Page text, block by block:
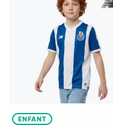
ENFANT